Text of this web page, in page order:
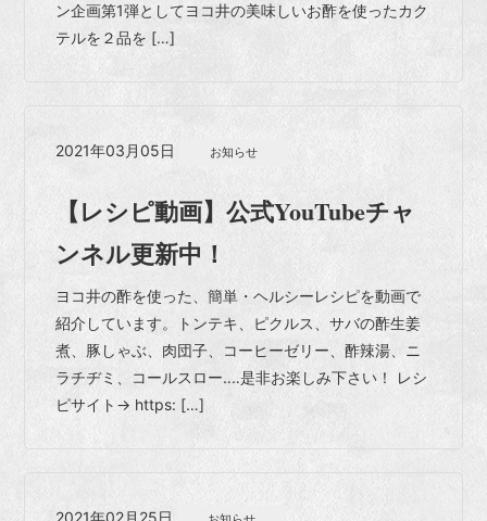
ン企画第1弾としてヨコ井の美味しいお酢を使ったカク
テルを２品を […]
2021年03月05日 お知らせ
【レシピ動画】公式YouTubeチャ
ンネル更新中！
ヨコ井の酢を使った、簡単・ヘルシーレシピを動画で
紹介しています。トンテキ、ピクルス、サバの酢生姜
煮、豚しゃぶ、肉団子、コーヒーゼリー、酢辣湯、ニ
ラチヂミ、コールスロー‥‥是非お楽しみ下さい！ レシ
ピサイト→ https: […]
2021年02月25日